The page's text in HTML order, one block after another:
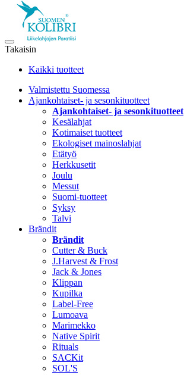
Takaisin
Kaikki tuotteet
Valmistettu Suomessa
Ajankohtaiset- ja sesonkituotteet
Ajankohtaiset- ja sesonkituotteet
Kesälahjat
Kotimaiset tuotteet
Ekologiset mainoslahjat
Etätyö
Herkkusetit
Joulu
Messut
Suomi-tuotteet
Syksy
Talvi
Brändit
Brändit
Cutter & Buck
J.Harvest & Frost
Jack & Jones
Klippan
Kupilka
Label-Free
Lumoava
Marimekko
Native Spirit
Rituals
SACKit
SOL'S